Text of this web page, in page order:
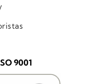
9001